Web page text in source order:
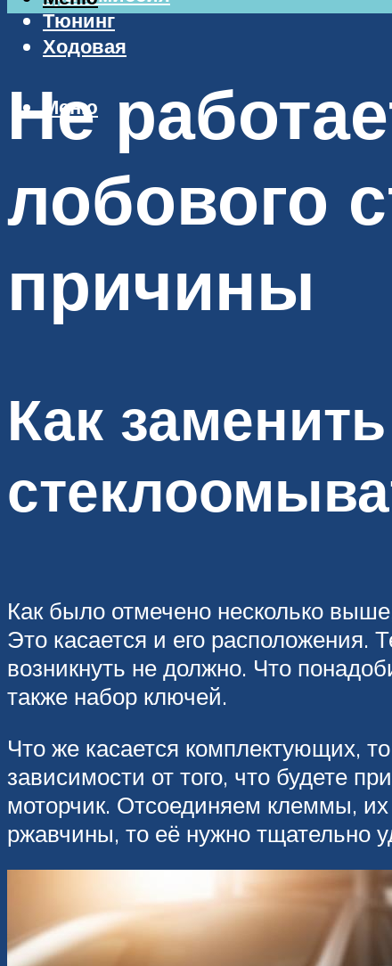
Тюнинг
Ходовая
Меню
Не
лобового
причины
Как
Как было отмечено несколько
Это касается и его
возникнуть не должно. Что
также набор ключей.
Что же касается комплектующих,
зависимости от того, что будете
моторчик. Отсоединяем клеммы,
ржавчины, то её нужно тщательно